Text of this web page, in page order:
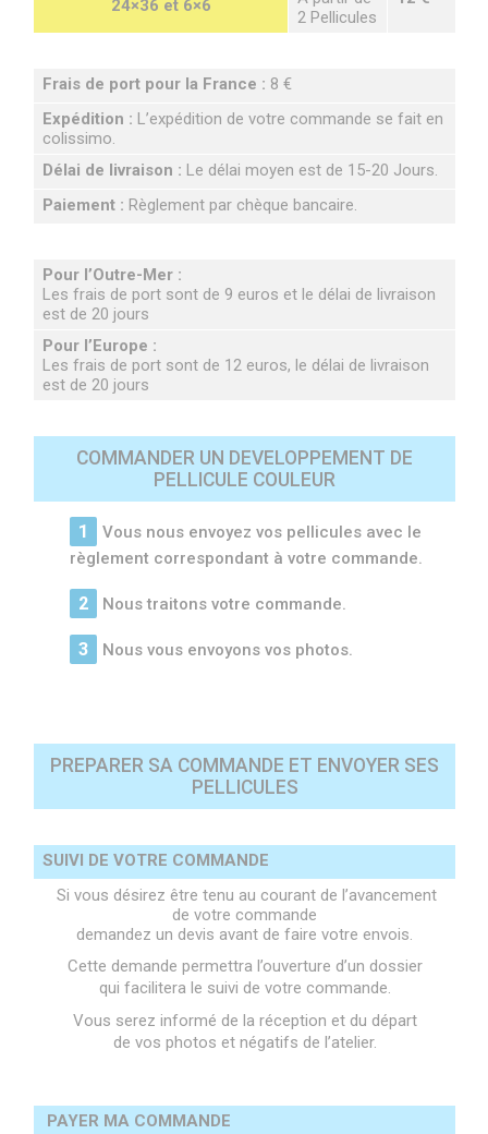
24×36 et 6×6
2 Pellicules
Frais de port pour la France : 8 €
Expédition : L’expédition de votre commande se fait en
colissimo.
Délai de livraison : Le délai moyen est de 15-20 Jours.
Paiement : Règlement par chèque bancaire.
Pour l’Outre-Mer :
Les frais de port sont de 9 euros et le délai de livraison
est de 20 jours
Pour l’Europe :
Les frais de port sont de 12 euros, le délai de livraison
est de 20 jours
COMMANDER UN DEVELOPPEMENT DE
PELLICULE COULEUR
Vous nous envoyez vos pellicules avec le
règlement correspondant à votre commande.
Nous traitons votre commande.
Nous vous envoyons vos photos.
PREPARER SA COMMANDE ET ENVOYER SES
PELLICULES
SUIVI DE VOTRE COMMANDE
Si vous désirez être tenu au courant de l’avancement
de votre commande
demandez un devis avant de faire votre envois.
Cette demande permettra l’ouverture d’un dossier
qui facilitera le suivi de votre commande.
Vous serez informé de la réception et du départ
de vos photos et négatifs de l’atelier.
PAYER MA COMMANDE